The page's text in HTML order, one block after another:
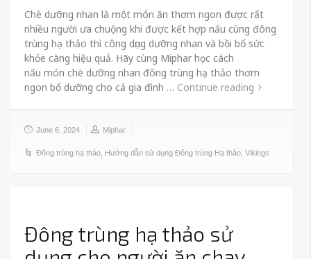
Chè dưỡng nhan là một món ăn thơm ngon được rất
nhiều người ưa chuộng khi được kết hợp nấu cùng đông
trùng hạ thảo thì công dụng dưỡng nhan và bồi bổ sức
khỏe càng hiệu quả. Hãy cùng Miphar học cách
nấu món chè dưỡng nhan đông trùng hạ thảo thơm
ngon bổ dưỡng cho cả gia đình … Continue reading
June 6, 2024 Miphar
Đông trùng hạ thảo Hướng dẫn sử dụng Đông trùng Hạ thảo Vikings
Đông trùng hạ thảo sử